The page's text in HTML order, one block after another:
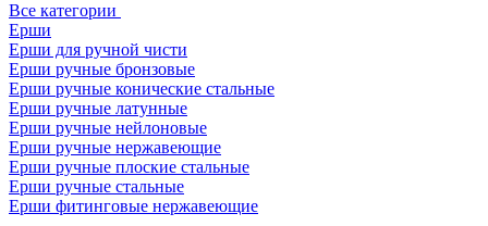
Все категории
Ерши
Ерши для ручной чисти
Ерши ручные бронзовые
Ерши ручные конические стальные
Ерши ручные латунные
Ерши ручные нейлоновые
Ерши ручные нержавеющие
Ерши ручные плоские стальные
Ерши ручные стальные
Ерши фитинговые нержавеющие